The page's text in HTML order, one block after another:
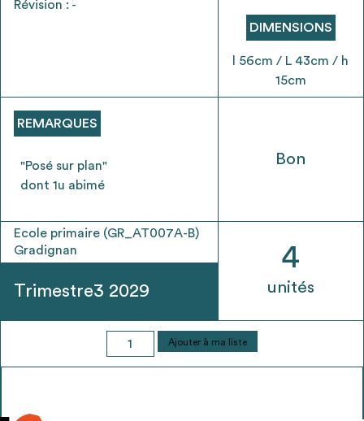
* Attention, l’ajout des matériaux à sa liste et son envoi ne
voirFAQ
Révision : -
REMARQUES
"Posé sur plan"
dont 1u abimé
Ecole primaire (GR_AT007A-B)
Gradignan
Trimestre3 2029
DIMENSIONS
l 56cm / L 43cm / h
15cm
Bon
4
unités
quantité
de
Ajouter à ma liste